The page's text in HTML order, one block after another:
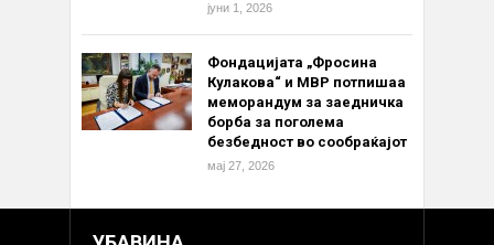
јуни 1, 2026
Фондацијата „Фросина
Кулакова“ и МВР потпишаа
меморандум за заедничка
борба за поголема
безбедност во сообраќајот
мај 27, 2026